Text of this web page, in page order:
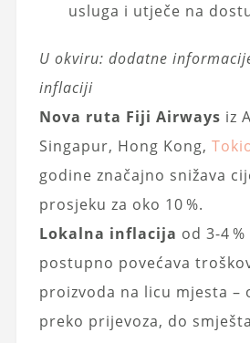
usluga i utječe na
U okviru: dodatne
inflaciji
Nova ruta Fiji Airways iz
Singapur, Hong Kong,
godine značajno snižava
prosjeku za oko 10 %.
Lokalna inflacija od 3-4
postupno povećava
proizvoda na licu mjesta –
preko prijevoza, do